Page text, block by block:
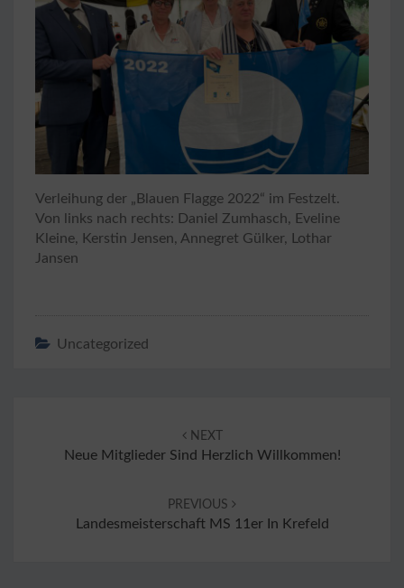
Verleihung der „Blauen Flagge 2022“ im Festzelt.
Von links nach rechts: Daniel Zumhasch, Eveline
Kleine, Kerstin Jensen, Annegret Gülker, Lothar
Jansen
Uncategorized
NEXT
Neue Mitglieder Sind Herzlich Willkommen!
PREVIOUS
Landesmeisterschaft MS 11er In Krefeld